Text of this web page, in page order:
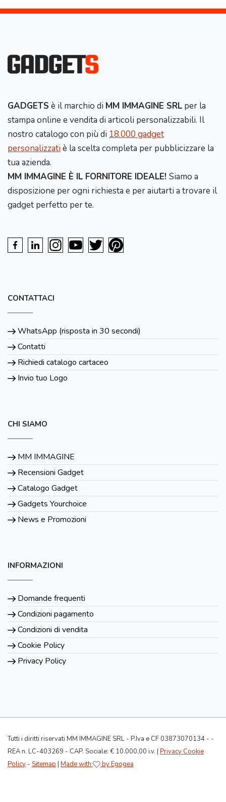
GADGETS è il marchio di MM IMMAGINE SRL per la
stampa online e vendita di articoli personalizzabili. Il
nostro catalogo con più di 18.000 gadget
personalizzatiè la scelta completa per pubblicizzare la
tua azienda.
MM IMMAGINE È IL FORNITORE IDEALE! Siamo a
disposizione per ogni richiesta e per aiutarti a trovare il
gadget perfetto per te.
CONTATTACI
WhatsApp (risposta in 30 secondi)
Contatti
Richiedi catalogo cartaceo
Invio tuo Logo
CHI SIAMO
MM IMMAGINE
Recensioni Gadget
Catalogo Gadget
Gadgets Yourchoice
News e Promozioni
INFORMAZIONI
Domande frequenti
Condizioni pagamento
Condizioni di vendita
Cookie Policy
Privacy Policy
Tutti i diritti riservati MM IMMAGINE SRL - P.Iva e CF 03873070134 - -
REA n. LC-403269 - CAP. Sociale: € 10.000,00 i.v. | Privacy Cookie
Policy - Sitemap | Made with by Egogea